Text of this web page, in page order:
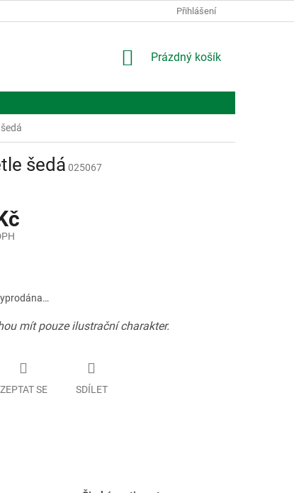
Přihlášení
NÁKUPNÍ
Prázdný košík
šedá 025067
mít pouze ilustrační charakter.
ZEPTAT SE SDÍLET